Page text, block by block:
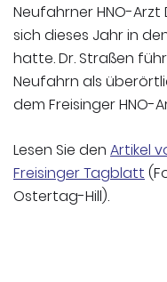
Neufahrner HNO-
sich dieses Jahr in
hatte. Dr. Straßen
Neufahrn als
dem Freisinger HNO-
Lesen Sie den Artikel
Freisinger Tagblatt
Ostertag-Hill).